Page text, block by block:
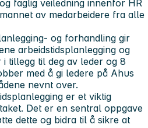
faglig veiledning innenfor HR
av medarbeidere fra alle
og forhandling gir
arbeidstidsplanlegging og
tillegg til deg av leder og 8
med å gi ledere på Ahus
nevnt over.
er et viktig
Det er en sentral oppgave
dette og bidra til å sikre at